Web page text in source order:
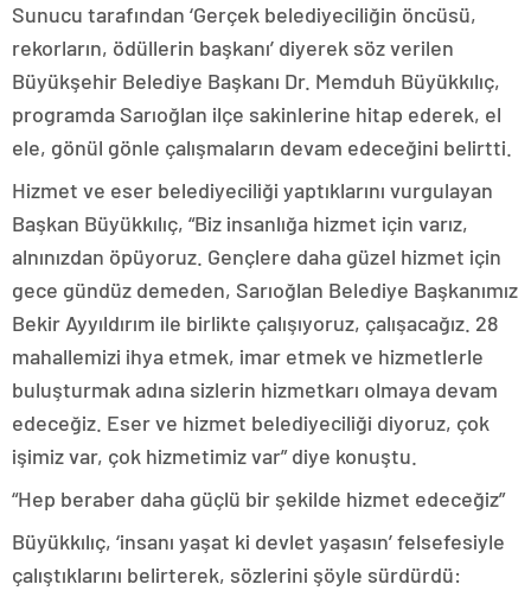
Sunucu tarafından ‘Gerçek belediyeciliğin öncüsü,
rekorların, ödüllerin başkanı’ diyerek söz verilen
Büyükşehir Belediye Başkanı Dr. Memduh Büyükkılıç,
programda Sarıoğlan ilçe sakinlerine hitap ederek, el
ele, gönül gönle çalışmaların devam edeceğini belirtti.
Hizmet ve eser belediyeciliği yaptıklarını vurgulayan
Başkan Büyükkılıç, “Biz insanlığa hizmet için varız,
alnınızdan öpüyoruz. Gençlere daha güzel hizmet için
gece gündüz demeden, Sarıoğlan Belediye Başkanımız
Bekir Ayyıldırım ile birlikte çalışıyoruz, çalışacağız. 28
mahallemizi ihya etmek, imar etmek ve hizmetlerle
buluşturmak adına sizlerin hizmetkarı olmaya devam
edeceğiz. Eser ve hizmet belediyeciliği diyoruz, çok
işimiz var, çok hizmetimiz var” diye konuştu.
“Hep beraber daha güçlü bir şekilde hizmet edeceğiz”
Büyükkılıç, ‘insanı yaşat ki devlet yaşasın’ felsefesiyle
çalıştıklarını belirterek, sözlerini şöyle sürdürdü: